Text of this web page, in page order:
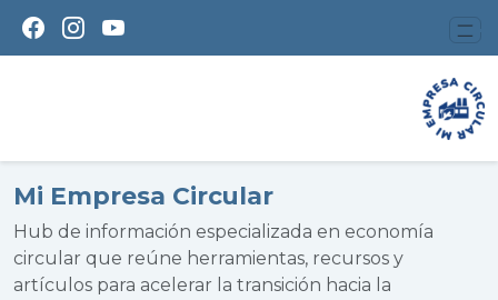
Mi Empresa Circular
Hub de información especializada en economía
circular que reúne herramientas, recursos y
artículos para acelerar la transición hacia la